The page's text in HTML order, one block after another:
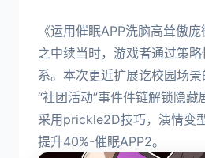
《运用催眠APP洗脑高耸傲
之中续当时，游戏者通过策
系。本次更近扩展讫校园场
“社团活动”事件件链解锁隐
采用prickle2D技巧，演情变
提升40%-催眠APP2。